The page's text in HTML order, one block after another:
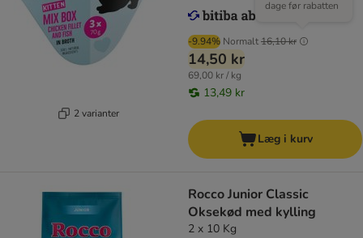
2 varianter
-9.94% Normalt16,10 kr
dage før rabatten
14,50 kr
69,00 kr / kg
13,49 kr
Læg i kurv
Rocco Junior Classic
Oksekød med kylling
2 x 10 Kg